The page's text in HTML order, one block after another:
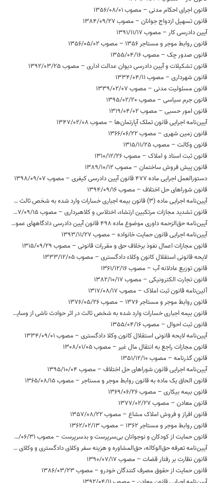
قانون اجرای احکام مدنی – مصوب 1356/08/01
قانون تسهیل ازدواج جوانان – مصوب 1384/09/27
آیین دادرسی کار – مصوب 1391/11/17
قانون روابط موجر و مستاجر 1356 – مصوب 1356/05/02
قانون صدور چک – مصوب 1355/04/16
قانون تشکیلات و آیین دادرسی دیوان عدالت اداری – مصوب 1392/03/25
قانون شهرداری – مصوب 1334/04/11
قانون مسئولیت مدنی – مصوب 1339/02/07
قانون جرم سیاسی – مصوب 1395/02/20
قانون امور حسبی – مصوب 1319/04/02
آیین‌نامه اجرایی قانون تملک آپارتمان‌ها – مصوب 1347/02/08
قانون زمین شهری – مصوب 1366/06/22
قانون وکالت – مصوب 1315/11/25
قانون ثبت اسناد و املاک – مصوب 1310/12/26
قانون پیش فروش ساختمان – مصوب 1389/10/12
دستورالعمل اجرایی ماده 477 قانون آیین دادرسی کیفری – مصوب 1398/09/07
قانون شوراهای حل اختلاف – مصوب 1394/09/16
آیین‌­نامه اجرایی ماده (3) قانون بیمه اجباری خسارات وارد شده به شخص ثالث در اثر حوادث ناشی از وسایل نقلیه (بیمه حوادث راننده مسبب حادثه) – مصوب 1396/04/28
قانون تشدید مجازات مرتکبین ارتشاء، اختلاس و کلاهبرداری – مصوب 1367/09/15
آیین‌نامه حق‌الزحمه داوری موضوع ماده 498 قانون آیین دادرسی دادگاههای عمومی و انقلاب در امور مدنی 1379 – مصوب 1380/09/20
آیین‌نامه اجرایی قانون حمایت خانواده – مصوب 1393/11/27
قانون مجازات اعمال نفوذ برخلاف حق و مقررات قانونی – مصوب 1315/09/29
لایحه قانونی استقلال کانون وکلاء دادگستری – مصوب 1333/12/05
قانون توزیع عادلانه آب – مصوب 1361/12/16
قانون تجارت الکترونیکی – مصوب 1382/10/17
آئین‌نامه قانون ثبت املاک – مصوب 1317/08/17
قانون روابط موجر و مستاجر 1376 – مصوب 1376/05/26
قانون بیمه اجباری خسارات وارد شده به شخص ثالث در اثر حوادث ناشی از وسایل نقلیه – مصوب 1395/02/20
قانون ثبت احوال – مصوب 1355/04/16
آیین‌نامه لایحه قانونی استقلال کانون وکلا دادگستری – مصوب 1334/09/01
قانون مجازات راجع به انتقال مال غیر – مصوب 1308/01/05
قانون گذرنامه – مصوب 1351/12/10
آیین‌نامه اجرایی قانون شوراهای حل اختلاف – مصوب 1395/10/04
قانون الحاق یک ماده به قانون روابط موجر و مستاجر – مصوب 1365/08/15
قانون بیمه بیکاری – مصوب 1369/06/26
قانون معادن – مصوب 1377/02/27
قانون افراز و فروش املاک مشاع – مصوب 1357/08/22
قانون روابط موجر و مستاجر 1362 – مصوب 1362/02/13
قانون حمایت از کودکان و نوجوانان بی‌سرپرست و بدسرپرست – مصوب 1392/06/31
آیین‌نامه تعرفه حق‌الوکاله، حق‌المشاوره و هزینه سفر وکلای دادگستری و وکلای موضوع ماده 187 قانون برنامه سوم توسعه جمهوری اسلامی ‌ایران – مصوب 1385/04/27
قانون نظارت بر رفتار قضات – مصوب 1390/07/17
قانون حمایت از حقوق مصرف کنندگان خودرو – مصوب 1386/03/23